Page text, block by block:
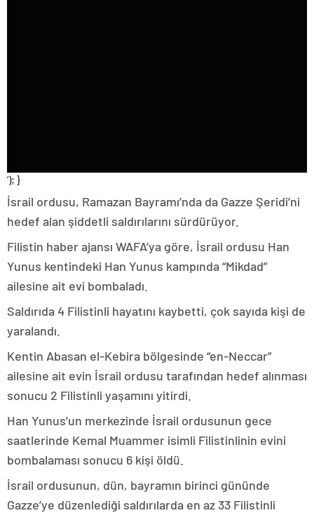
‘); }
İsrail ordusu, Ramazan Bayramı’nda da Gazze Şeridi’ni
hedef alan şiddetli saldırılarını sürdürüyor.
Filistin haber ajansı WAFA’ya göre, İsrail ordusu Han
Yunus kentindeki Han Yunus kampında “Mikdad”
ailesine ait evi bombaladı.
Saldırıda 4 Filistinli hayatını kaybetti, çok sayıda kişi de
yaralandı.
Kentin Abasan el-Kebira bölgesinde “en-Neccar”
ailesine ait evin İsrail ordusu tarafından hedef alınması
sonucu 2 Filistinli yaşamını yitirdi.
Han Yunus’un merkezinde İsrail ordusunun gece
saatlerinde Kemal Muammer isimli Filistinlinin evini
bombalaması sonucu 6 kişi öldü.
İsrail ordusunun, dün, bayramın birinci gününde
Gazze’ye düzenlediği saldırılarda en az 33 Filistinli